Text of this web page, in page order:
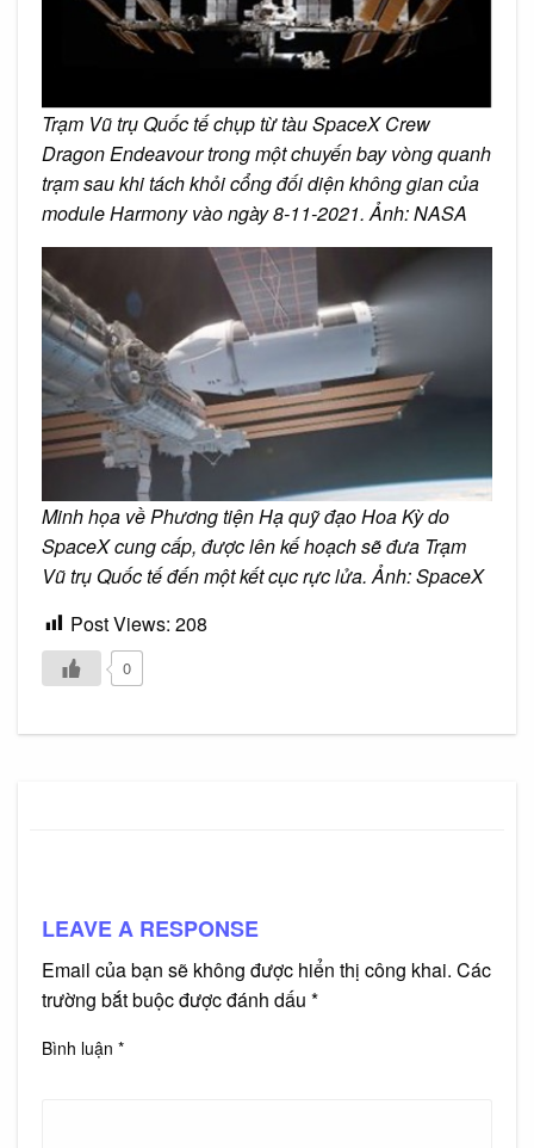
Trạm Vũ trụ Quốc tế chụp từ tàu SpaceX Crew
Dragon Endeavour trong một chuyến bay vòng quanh
trạm sau khi tách khỏi cổng đối diện không gian của
module Harmony vào ngày 8-11-2021. Ảnh: NASA
Minh họa về Phương tiện Hạ quỹ đạo Hoa Kỳ do
SpaceX cung cấp, được lên kế hoạch sẽ đưa Trạm
Vũ trụ Quốc tế đến một kết cục rực lửa. Ảnh: SpaceX
Post Views: 208
0
LEAVE A RESPONSE
Email của bạn sẽ không được hiển thị công khai. Các
trường bắt buộc được đánh dấu *
Bình luận *